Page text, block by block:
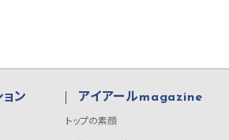
ン アイアールmagazine
トップの素顔